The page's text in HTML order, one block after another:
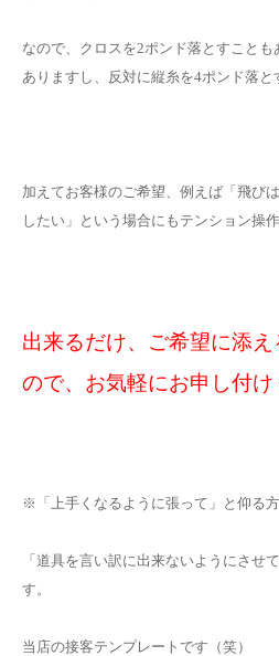
なので、クロスを2ポンド落とすこと
ありますし、反対に縦糸を4ポンド落と
加えてお客様のご希望、例えば「飛び
したい」という場合にもテンション操
出来るだけ、ご希望に添
ので、お気軽にお申し付け
※「上手くなるように張って」と仰る
「道具を言い訳に出来ないようにさせ
す。
当店の接客テンプレートです（笑）